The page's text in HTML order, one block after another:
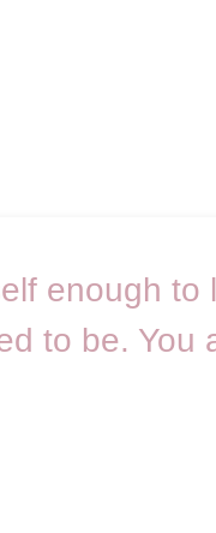
enough
to be. You